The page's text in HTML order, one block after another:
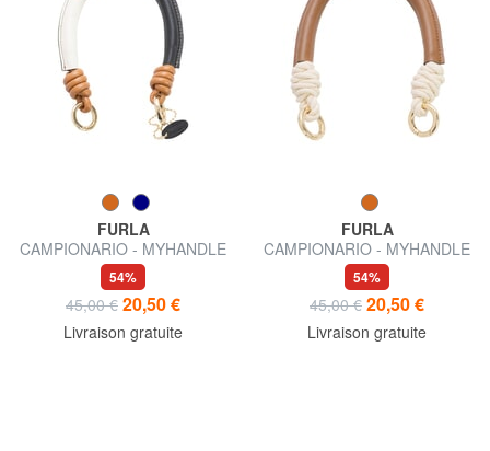
FURLA
CAMPIONARIO - MYHANDLE
Poignée en cuir
54%
45,00 € 20,50 €
Livraison gratuite
FURLA
CAMPIONARIO - MYHANDLE
Poignée
54%
45,00 € 20,50 €
Livraison gratuite